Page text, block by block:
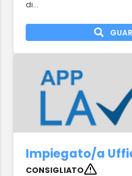
di...
Impiegato/a
CONSIGLIATO